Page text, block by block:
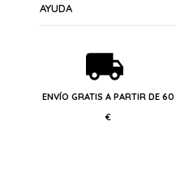
AYUDA
ENVÍO GRATIS A PARTIR DE 60
€